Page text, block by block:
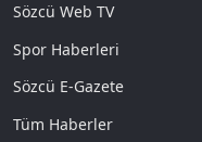
Sözcü Web TV
Spor Haberleri
Sözcü E-Gazete
Tüm Haberler